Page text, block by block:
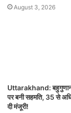
August 3, 2026
Uttarakhand:
पर बनी सहमति, 35 से
दी मंजूरी!